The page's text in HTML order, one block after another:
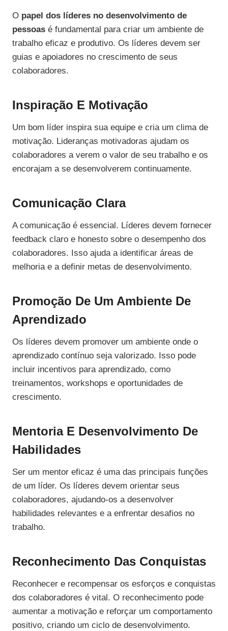
O papel dos líderes no desenvolvimento de
pessoas é fundamental para criar um ambiente de
trabalho eficaz e produtivo. Os líderes devem ser
guias e apoiadores no crescimento de seus
colaboradores.
Inspiração E Motivação
Um bom líder inspira sua equipe e cria um clima de
motivação. Lideranças motivadoras ajudam os
colaboradores a verem o valor de seu trabalho e os
encorajam a se desenvolverem continuamente.
Comunicação Clara
A comunicação é essencial. Líderes devem fornecer
feedback claro e honesto sobre o desempenho dos
colaboradores. Isso ajuda a identificar áreas de
melhoria e a definir metas de desenvolvimento.
Promoção De Um Ambiente De
Aprendizado
Os líderes devem promover um ambiente onde o
aprendizado contínuo seja valorizado. Isso pode
incluir incentivos para aprendizado, como
treinamentos, workshops e oportunidades de
crescimento.
Mentoria E Desenvolvimento De
Habilidades
Ser um mentor eficaz é uma das principais funções
de um líder. Os líderes devem orientar seus
colaboradores, ajudando-os a desenvolver
habilidades relevantes e a enfrentar desafios no
trabalho.
Reconhecimento Das Conquistas
Reconhecer e recompensar os esforços e conquistas
dos colaboradores é vital. O reconhecimento pode
aumentar a motivação e reforçar um comportamento
positivo, criando um ciclo de desenvolvimento.